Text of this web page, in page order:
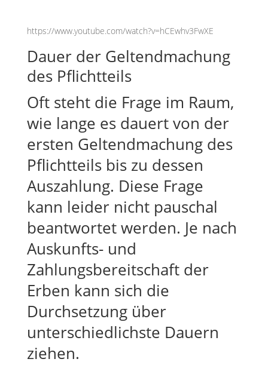
https://www.youtube.com/watch?v=hCEwhv3FwXE
Dauer der Geltendmachung
des Pflichtteils
Oft steht die Frage im Raum,
wie lange es dauert von der
ersten Geltendmachung des
Pflichtteils bis zu dessen
Auszahlung. Diese Frage
kann leider nicht pauschal
beantwortet werden. Je nach
Auskunfts- und
Zahlungsbereitschaft der
Erben kann sich die
Durchsetzung über
unterschiedlichste Dauern
ziehen.